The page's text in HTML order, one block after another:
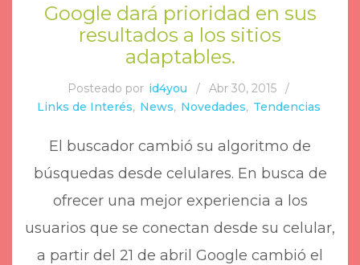
Google dará prioridad en sus
resultados a los sitios
adaptables.
Posteado por id4you / Abr 30, 2015
/
Links de Interés, News, Novedades, Tendencias
El buscador cambió su algoritmo de
búsquedas desde celulares. En busca de
ofrecer una mejor experiencia a los
usuarios que se conectan desde su celular,
a partir del 21 de abril Google cambió el